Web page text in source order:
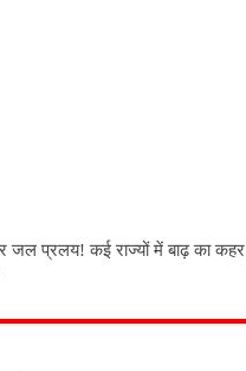
जल प्रलय! कई राज्यों में बाढ़ का कहर